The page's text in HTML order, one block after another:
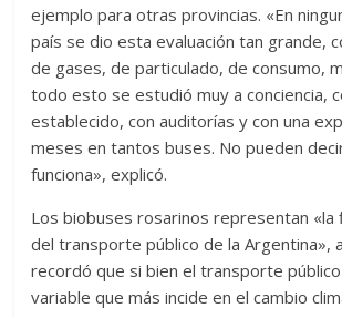
ejemplo para otras provincias. «En
país se dio esta evaluación tan grande,
de gases, de particulado, de consumo,
todo esto se estudió muy a conciencia,
establecido, con auditorías y con una
meses en tantos buses. No pueden
funciona», explicó.
Los biobuses rosarinos representan
del transporte público de la Argentina»,
recordó que si bien el transporte
variable que más incide en el cambio